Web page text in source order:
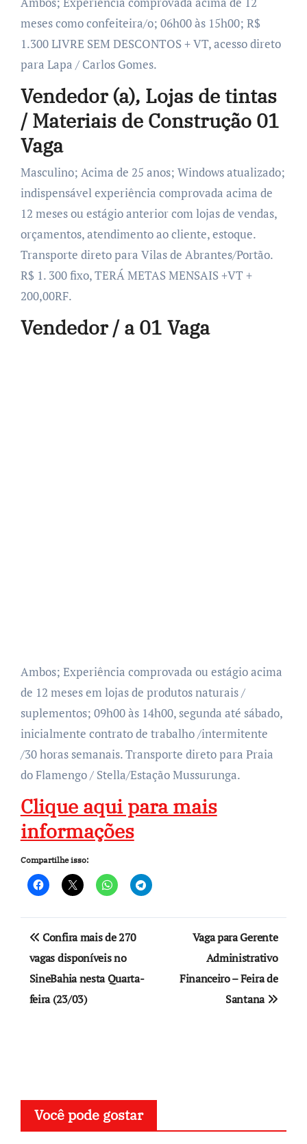
meses como confeiteira/o; 06h00 às 15h00; R$
1.300 LIVRE SEM DESCONTOS + VT, acesso direto
para Lapa / Carlos Gomes.
Vendedor (a), Lojas de tintas
/ Materiais de Construção 01
Vaga
Masculino; Acima de 25 anos; Windows atualizado;
indispensável experiência comprovada acima de
12 meses ou estágio anterior com lojas de vendas,
orçamentos, atendimento ao cliente, estoque.
Transporte direto para Vilas de Abrantes/Portão.
R$ 1. 300 fixo, TERÁ METAS MENSAIS +VT +
200,00RF.
Vendedor / a 01 Vaga
Ambos; Experiência comprovada ou estágio acima
de 12 meses em lojas de produtos naturais /
suplementos; 09h00 às 14h00, segunda até sábado,
inicialmente contrato de trabalho /intermitente
/30 horas semanais. Transporte direto para Praia
do Flamengo / Stella/Estação Mussurunga.
Clique aqui para mais
informações
Compartilhe isso:
Navegação
de
Post
Confira mais de 270
vagas disponíveis no
SineBahia nesta Quarta-
feira (23/03)
Vaga para Gerente
Administrativo
Financeiro – Feira de
Santana
Você pode gostar